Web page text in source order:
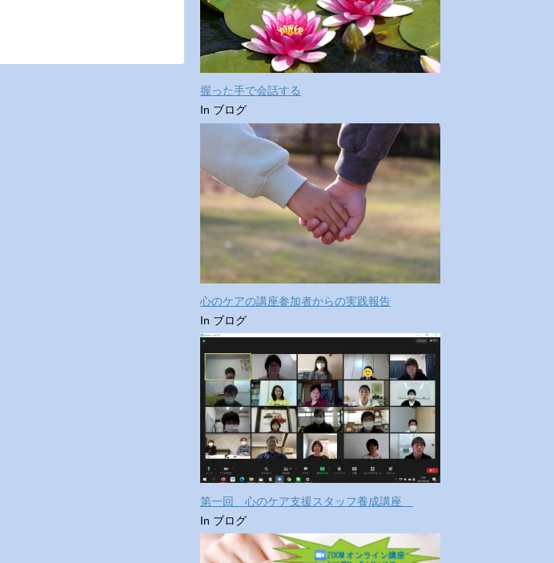
握った手で会話する
In ブログ
心のケアの講座参加者からの実践報告
In ブログ
第一回 心のケア支援スタッフ養成講座
In ブログ